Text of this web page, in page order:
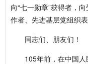
向“七一勋章”获得者，
作者、先进基层党组织
同志们、朋友们！
105年前，在中国